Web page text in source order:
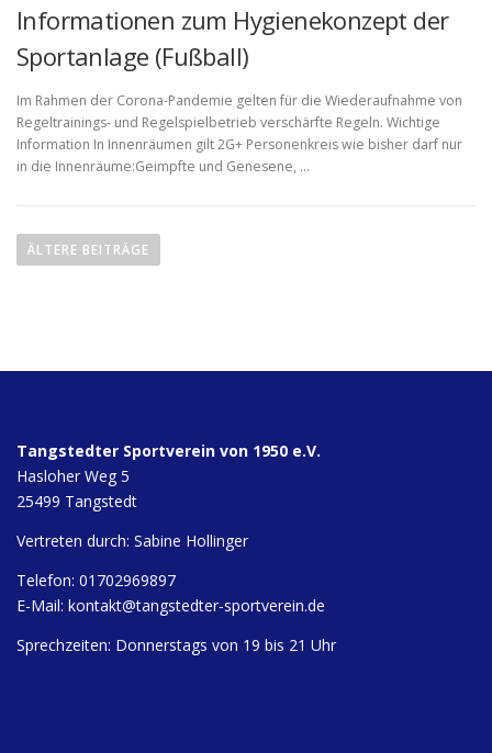
Informationen zum Hygienekonzept der
Sportanlage (Fußball)
Im Rahmen der Corona-Pandemie gelten für die Wiederaufnahme von
Regeltrainings- und Regelspielbetrieb verschärfte Regeln. Wichtige
Information In Innenräumen gilt 2G+ Personenkreis wie bisher darf nur
in die Innenräume:Geimpfte und Genesene, …
e
n
a
v
i
a
t
i
ÄLTERE BEITRÄGE
Tangstedter Sportverein von 1950 e.V.
Hasloher Weg 5
25499 Tangstedt
Vertreten durch: Sabine Hollinger
Telefon: 01702969897
E-Mail: kontakt@tangstedter-sportverein.de
Sprechzeiten: Donnerstags von 19 bis 21 Uhr